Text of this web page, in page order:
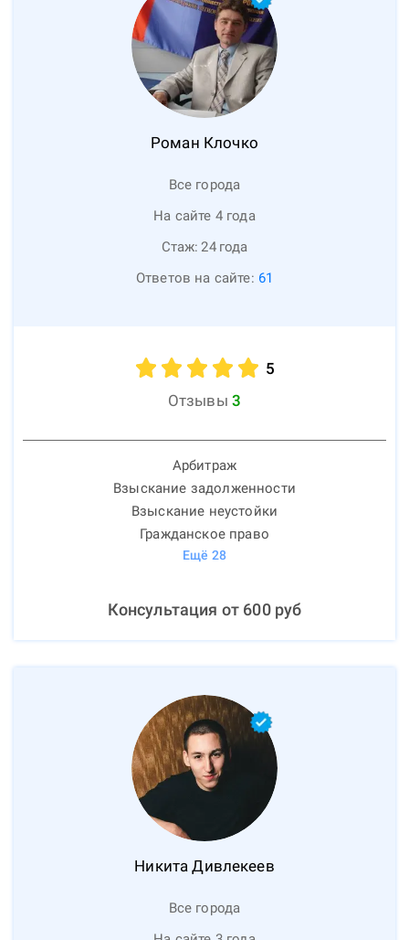
Роман Клочко
Все города
На сайте 4 года
Стаж: 24 года
Ответов на сайте: 61
5
Отзывы 3
Арбитраж
Взыскание задолженности
Взыскание неустойки
Гражданское право
Ещё 28
Консультация от 600руб
Никита Дивлекеев
Все города